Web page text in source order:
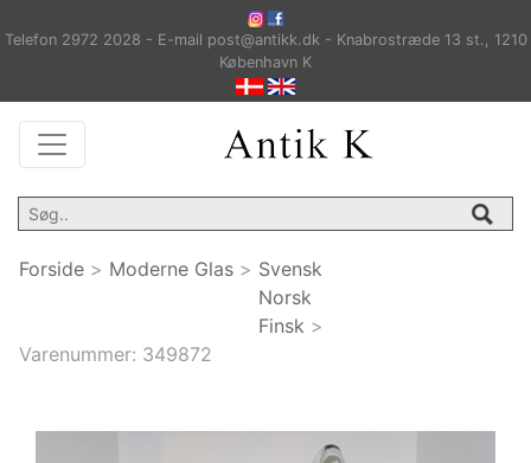
Telefon 2972 2028 - E-mail post@antikk.dk - Knabrostræde 13 st., 1210
København K
Forside > Moderne Glas > Svensk
Norsk
Finsk >
Varenummer: 349872